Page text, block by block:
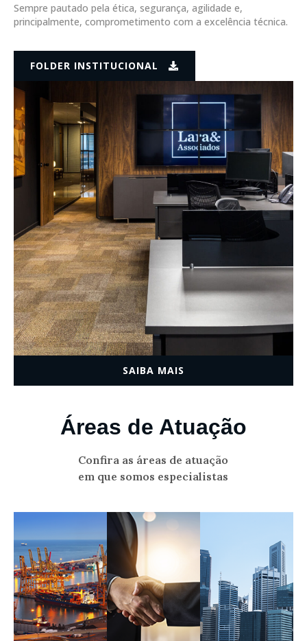
Sempre pautado pela ética, segurança, agilidade e,
principalmente, comprometimento com a excelência técnica.
FOLDER INSTITUCIONAL
SAIBA MAIS
Áreas de Atuação
Confira as áreas de atuação
em que somos especialistas